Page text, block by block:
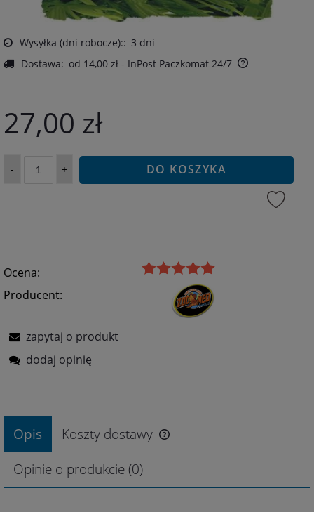
Wysyłka (dni robocze):: 3 dni
Dostawa: od 14,00 zł - InPost Paczkomat 24/7
27,00 zł
- + DO KOSZYKA
Ocena:
Producent:
zapytaj o produkt
dodaj opinię
Opis
Koszty dostawy
Opinie o produkcie (0)